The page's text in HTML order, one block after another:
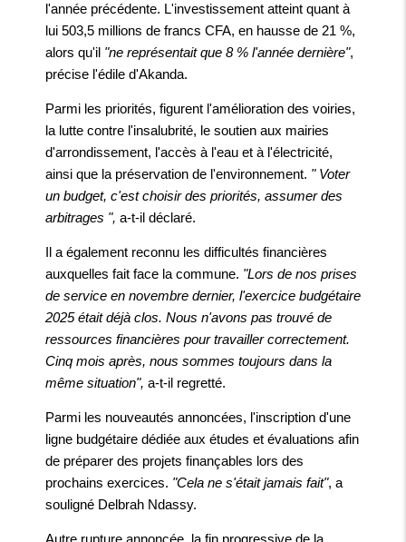
l'année précédente. L'investissement atteint quant à
lui 503,5 millions de francs CFA, en hausse de 21 %,
alors qu'il "ne représentait que 8 % l'année dernière",
précise l'édile d'Akanda.
Parmi les priorités, figurent l'amélioration des voiries,
la lutte contre l'insalubrité, le soutien aux mairies
d'arrondissement, l'accès à l'eau et à l'électricité,
ainsi que la préservation de l'environnement. " Voter
un budget, c'est choisir des priorités, assumer des
arbitrages ", a-t-il déclaré.
Il a également reconnu les difficultés financières
auxquelles fait face la commune. "Lors de nos prises
de service en novembre dernier, l'exercice budgétaire
2025 était déjà clos. Nous n'avons pas trouvé de
ressources financières pour travailler correctement.
Cinq mois après, nous sommes toujours dans la
même situation", a-t-il regretté.
Parmi les nouveautés annoncées, l'inscription d'une
ligne budgétaire dédiée aux études et évaluations afin
de préparer des projets finançables lors des
prochains exercices. "Cela ne s'était jamais fait", a
souligné Delbrah Ndassy.